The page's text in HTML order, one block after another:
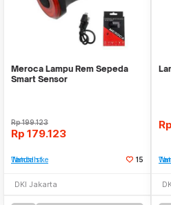
Meroca Lampu Rem Sepeda
Smart Sensor
Rp199.123
Rp 179.123
Tambah ke Watchlist 15
DKI Jakarta
Rp